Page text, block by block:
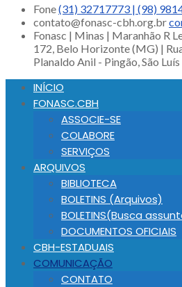
Fone(31) 32717773 | (98)
contato@fonasc-cbh.org.br
Fonasc | Minas | Maranhão R
172, Belo Horizonte (MG) |
Planaldo Anil - Pingão, São
INÍCIO
FONASC.CBH
ASSOCIE-SE
COLABORE
SERVIÇOS
ARQUIVOS
BIBLIOTECA
BOLETINS (Arquivos)
BOLETINS(Busca
DOCUMENTOS OFICIAIS
CBH-ESTADUAIS
COMUNICAÇÃO
CONTATO